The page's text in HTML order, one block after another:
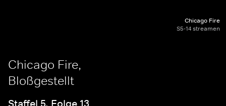
Chicago Fire
S5-14 streamen
Chicago Fire,
Bloßgestellt
Staffel 5, Folge 13